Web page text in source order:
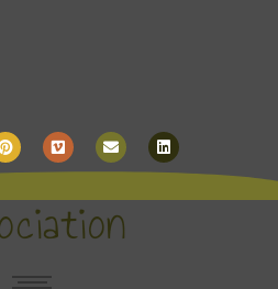
PinterestVimeo EnvelopeLinkedin